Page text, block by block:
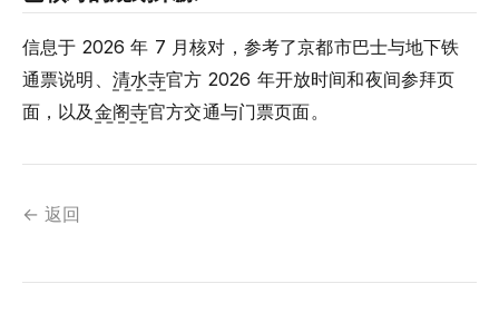
信息于 2026 年 7 月核对，参考了京都市巴士与地下铁
通票说明、 清水寺官方 2026 年开放时间和夜间参拜页
面，以及 金阁寺官方交通与门票页面。
← 返回